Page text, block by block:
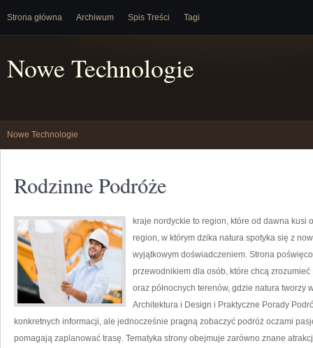
Strona główna Archiwum Spis Treści Tagi
Nowe Technologie
Nowe Technologie
Rodzinne Podróże
kraje nordyckie to region, które od dawna kusi
region, w którym dzika natura spotyka się z
wyjątkowym doświadczeniem. Strona
przewodnikiem dla osób, które chcą
oraz północnych terenów, gdzie natura tworzy
Architektura i Design i Praktyczne Porady
konkretnych informacji, ale jednocześnie pragną zobaczyć podróż oczami
pomagają zaplanować trasę. Tematyka strony obejmuje zarówno znane